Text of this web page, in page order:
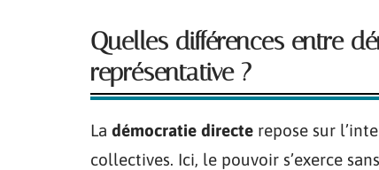
Quelles différences entre
représentative ?
La démocratie directe repose sur
collectives. Ici, le pouvoir s’exerce